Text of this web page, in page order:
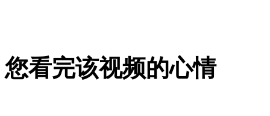
男子抱幼童驾车 网友惊呼“超猛”
您看完该视频的心情